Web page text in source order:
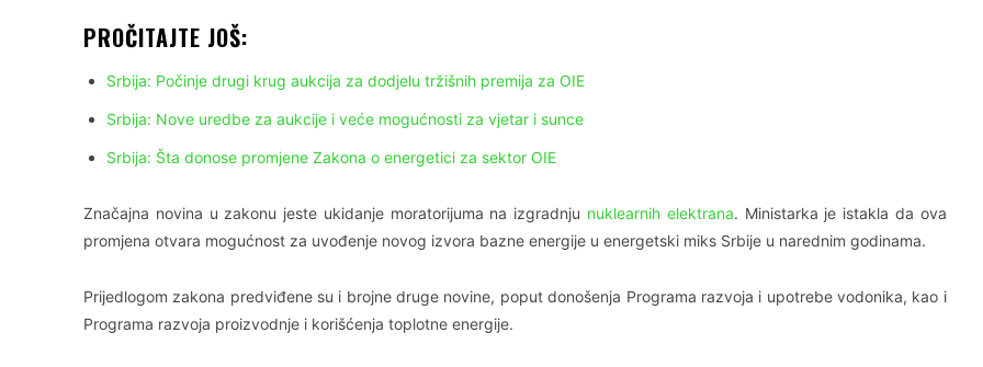
PROČITAJTE JOŠ:
Srbija: Počinje drugi krug aukcija za dodjelu tržišnih premija za OIE
Srbija: Nove uredbe za aukcije i veće mogućnosti za vjetar i sunce
Srbija: Šta donose promjene Zakona o energetici za sektor OIE
Značajna novina u zakonu jeste ukidanje moratorijuma na izgradnju nuklearnih elektrana. Ministarka je istakla da ova
promjena otvara mogućnost za uvođenje novog izvora bazne energije u energetski miks Srbije u narednim godinama.
Prijedlogom zakona predviđene su i brojne druge novine, poput donošenja Programa razvoja i upotrebe vodonika, kao i
Programa razvoja proizvodnje i korišćenja toplotne energije.